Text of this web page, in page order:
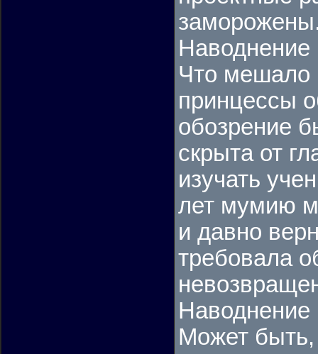
Что мешало
принцессы
обозрение
скрыта от
изучать
лет мумию
и давно
требовала
Может быть,